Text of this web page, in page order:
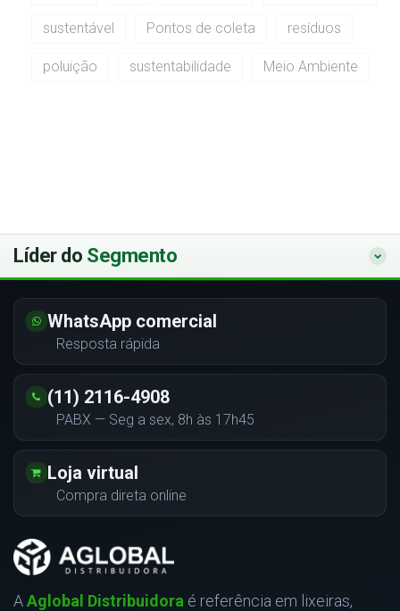
sustentável Pontos de coleta resíduos
poluição sustentabilidade Meio Ambiente
Líder do Segmento
WhatsApp comercial
Resposta rápida
(11) 2116-4908
PABX — Seg a sex, 8h às 17h45
Loja virtual
Compra direta online
AAglobal Distribuidora é referência em lixeiras,